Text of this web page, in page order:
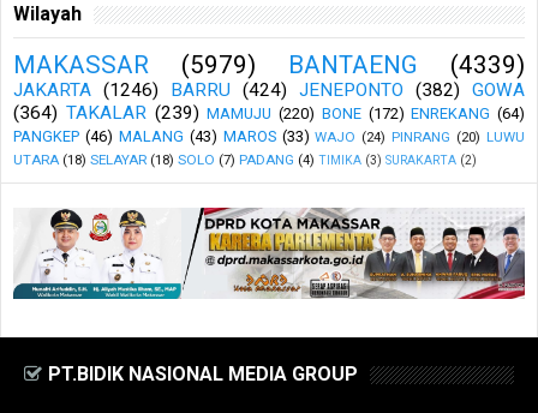
Wilayah
MAKASSAR (5979) BANTAENG (4339)
JAKARTA (1246) BARRU (424) JENEPONTO (382)
GOWA
(364) TAKALAR (239) MAMUJU (220) BONE (172) ENREKANG (64)
PANGKEP (46) MALANG (43) MAROS (33) WAJO (24) PINRANG (20) LUWU
UTARA (18) SELAYAR (18) SOLO (7) PADANG (4) TIMIKA (3) SURAKARTA (2)
PT.BIDIK NASIONAL MEDIA GROUP